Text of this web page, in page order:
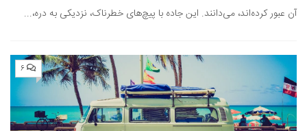
آن عبور کرده‌اند، می‌دانند. این جاده با پیچ‌های خطرناک، نزدیکی به دره،...
۶